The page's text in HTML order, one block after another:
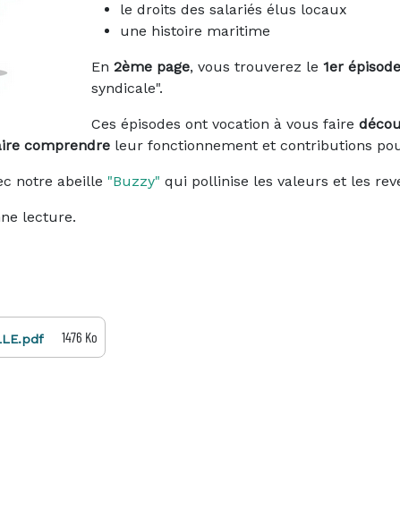
le droits des salariés élus locaux
une histoire maritime
En 2ème page, vous trouverez le 1er épisode
syndicale".
Ces épisodes ont vocation à vous faire
comprendre leur fonctionnement et contributions
notre abeille "Buzzy" qui pollinise les valeurs et les
lecture.
1476 Ko